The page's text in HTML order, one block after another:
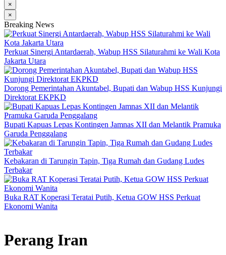
×
×
Breaking News
Perkuat Sinergi Antardaerah, Wabup HSS Silaturahmi ke Wali Kota
Jakarta Utara
Dorong Pemerintahan Akuntabel, Bupati dan Wabup HSS Kunjungi
Direktorat EKPKD
Bupati Kapuas Lepas Kontingen Jamnas XII dan Melantik Pramuka
Garuda Penggalang
Kebakaran di Tarungin Tapin, Tiga Rumah dan Gudang Ludes
Terbakar
Buka RAT Koperasi Teratai Putih, Ketua GOW HSS Perkuat
Ekonomi Wanita
Perang Iran